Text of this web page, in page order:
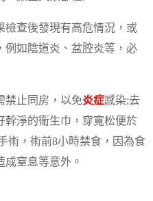
檢查後發現有高危情況，或
例如陰道炎、盆腔炎等，必
禁止同房，以免炎症感染;去
幹淨的衛生巾，穿寬松便於
術，術前8小時禁食，因為食
窒息等意外。